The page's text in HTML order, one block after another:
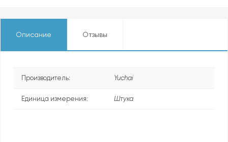
Описание Отзывы
Производитель: Yuchai
Единица измерения: Штука